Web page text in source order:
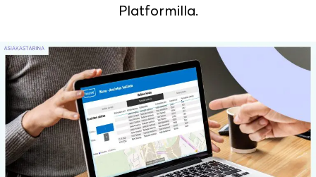
Platformilla.